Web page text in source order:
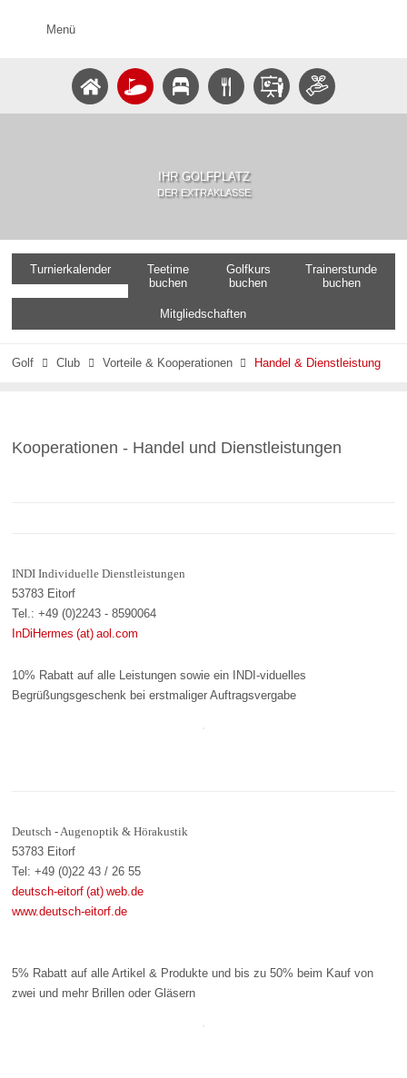
Menü
IHR GOLFPLATZ
DER EXTRAKLASSE
Turnierkalender
Teetime
buchen
Golfkurs
buchen
Trainerstunde
buchen
Mitgliedschaften
Golf  Club  Vorteile & Kooperationen  Handel & Dienstleistung
Kooperationen - Handel und Dienstleistungen
INDI Individuelle Dienstleistungen
53783 Eitorf
Tel.: +49 (0)2243 - 8590064
InDiHermes (at) aol.com
10% Rabatt auf alle Leistungen sowie ein INDI-viduelles
Begrüßungsgeschenk bei erstmaliger Auftragsvergabe
Deutsch - Augenoptik & Hörakustik
53783 Eitorf
Tel: +49 (0)22 43 / 26 55
deutsch-eitorf (at) web.de
www.deutsch-eitorf.de
5% Rabatt auf alle Artikel & Produkte und bis zu 50% beim Kauf von
zwei und mehr Brillen oder Gläsern